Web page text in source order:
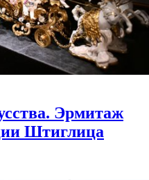
Эрмитаж
Штиглица